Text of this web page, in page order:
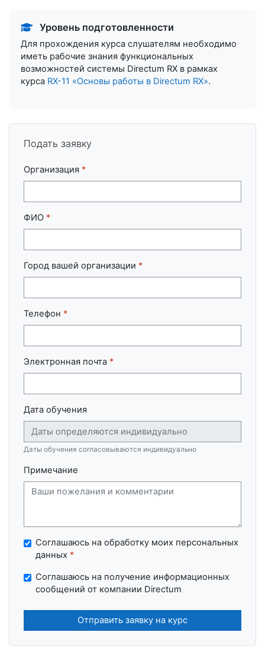
Уровень подготовленности
Для прохождения курса слушателям необходимо
иметь рабочие знания функциональных
возможностей системы Directum RX в рамках
курса RX-11 «Основы работы в Directum RX».
Подать заявку
Организация *
ФИО *
Город вашей организации *
Телефон *
Электронная почта *
Дата обучения
Даты обучения согласовываются индивидуально
Примечание
Соглашаюсь на обработку моих персональных
данных *
Соглашаюсь на получение информационных
сообщений от компании Directum
Отправить заявку на курс